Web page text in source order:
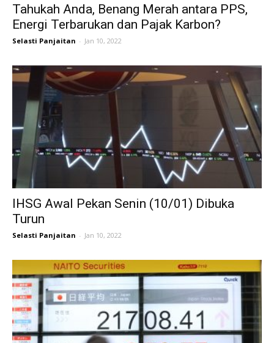
Tahukah Anda, Benang Merah antara PPS,
Energi Terbarukan dan Pajak Karbon?
Selasti Panjaitan - Jan 10, 2022
IHSG Awal Pekan Senin (10/01) Dibuka
Turun
Selasti Panjaitan - Jan 10, 2022